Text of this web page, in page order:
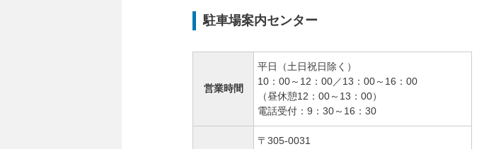
駐車場案内センター
営業時間
平日（土日祝日除く）
10：00～12：00／13：00～16：00
（昼休憩12：00～13：00）
電話受付：9：30～16：30
〒305-0031